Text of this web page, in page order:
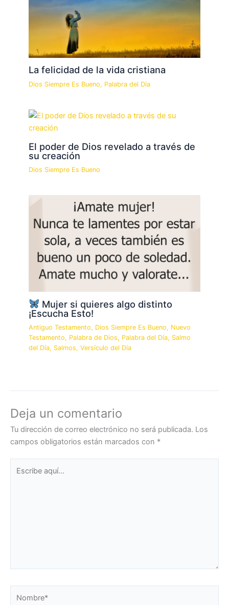
La felicidad de la vida cristiana
Dios Siempre Es Bueno, Palabra del Día
El poder de Dios revelado a través de
su creación
Dios Siempre Es Bueno
Mujer si quieres algo distinto
¡Escucha Esto!
Antiguo Testamento, Dios Siempre Es Bueno, Nuevo
Testamento, Palabra de Dios, Palabra del Día, Salmo
del Día, Salmos,Versículo del Día
Deja un comentario
Tu dirección de correo electrónico no será publicada. Los
campos obligatorios están marcados con *